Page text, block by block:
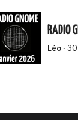
RADIO
Léo· 30
Eric·